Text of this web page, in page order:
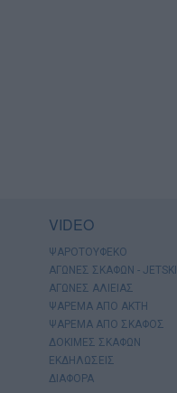
VIDEO
ΨΑΡΟΤΟΥΦΕΚΟ
ΑΓΩΝΕΣ ΣΚΑΦΩΝ - JETSKI
ΑΓΩΝΕΣ ΑΛΙΕΙΑΣ
ΨΑΡΕΜΑ ΑΠΟ ΑΚΤΗ
ΨΑΡΕΜΑ ΑΠΟ ΣΚΑΦΟΣ
ΔΟΚΙΜΕΣ ΣΚΑΦΩΝ
ΕΚΔΗΛΩΣΕΙΣ
ΔΙΑΦΟΡΑ